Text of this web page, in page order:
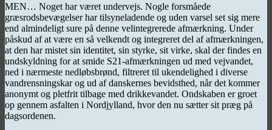
MEN… Noget har været undervejs. Nogle forsmåede
græsrodsbevægelser har tilsyneladende og uden varsel set sig mere
end almindeligt sure på denne velintegrerede afmærkning. Under
påskud af at være en så velkendt og integreret del af afmærkningen,
at den har mistet sin identitet, sin styrke, sit virke, skal der findes en
undskyldning for at smide S21-afmærkningen ud med vejvandet,
ned i nærmeste nedløbsbrønd, filtreret til ukendelighed i diverse
vandrensningskar og ud af danskernes bevidsthed, når det kommer
anonymt og pletfrit tilbage med drikkevandet. Ondskaben er groet
op gennem asfalten i Nordjylland, hvor den nu sætter sit præg på
dagsordenen.